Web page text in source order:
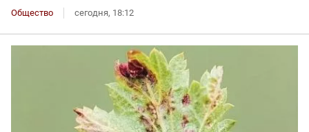
Общество сегодня, 18:12